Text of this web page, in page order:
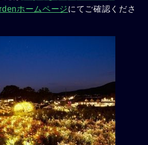
ホームページにてご確認くださ